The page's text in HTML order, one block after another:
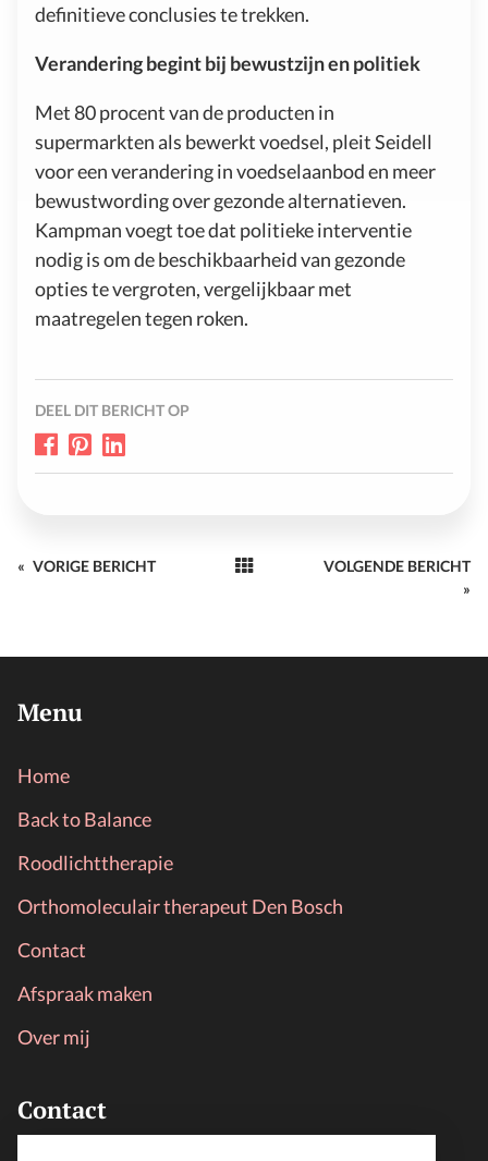
definitieve conclusies te trekken.
Verandering begint bij bewustzijn en politiek
Met 80 procent van de producten in
supermarkten als bewerkt voedsel, pleit Seidell
voor een verandering in voedselaanbod en meer
bewustwording over gezonde alternatieven.
Kampman voegt toe dat politieke interventie
nodig is om de beschikbaarheid van gezonde
opties te vergroten, vergelijkbaar met
maatregelen tegen roken.
DEEL DIT BERICHT OP
« VORIGE BERICHT
VOLGENDE BERICHT
»
Menu
Home
Back to Balance
Roodlichttherapie
Orthomoleculair therapeut Den Bosch
Contact
Afspraak maken
Over mij
Contact